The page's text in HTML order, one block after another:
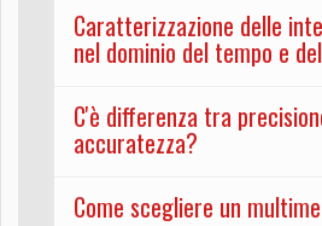
Caratterizzazione delle
nel dominio del tempo e
C'è differenza tra
accuratezza?
Come scegliere un